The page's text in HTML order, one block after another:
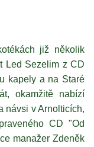
již několik
Led Sezelim z CD
kapely a na Staré
okamžitě nabízí
návsi v Arnolticích,
CD "Od
manažer Zdeněk